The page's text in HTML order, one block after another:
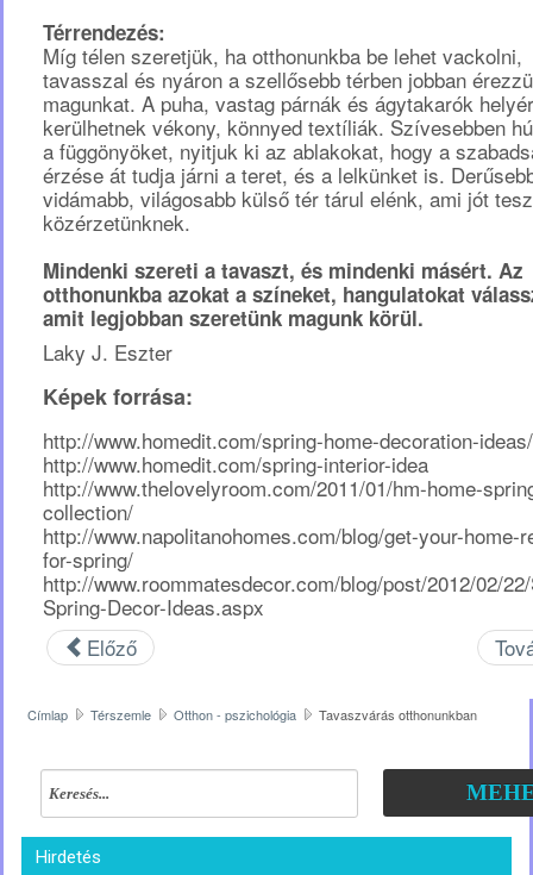
Térrendezés:
Míg télen szeretjük, ha otthonunkba be lehet vackolni,
tavasszal és nyáron a szellősebb térben jobban
magunkat. A puha, vastag párnák és ágytakarók
kerülhetnek vékony, könnyed textíliák. Szívesebben
a függönyöket, nyitjuk ki az ablakokat, hogy a
érzése át tudja járni a teret, és a lelkünket is.
vidámabb, világosabb külső tér tárul elénk, ami jót tesz
közérzetünknek.
Mindenki szereti a tavaszt, és mindenki másért. Az
otthonunkba azokat a színeket, hangulatokat
amit legjobban szeretünk magunk körül.
Laky J. Eszter
Képek forrása:
http://www.homedit.com/spring-home-decoration-ideas/
http://www.homedit.com/spring-interior-idea
http://www.thelovelyroom.com/2011/01/hm-home-
collection/
http://www.napolitanohomes.com/blog/get-your-home-
for-spring/
http://www.roommatesdecor.com/blog/post/2012/02/
Spring-Decor-Ideas.aspx
Előző
Címlap Térszemle Otthon - pszichológia Tavaszvárás otthonunkban
Hirdetés